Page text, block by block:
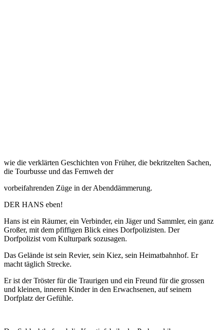
wie die verklärten Geschichten von Früher, die bekritzelten Sachen,
die Tourbusse und das Fernweh der
vorbeifahrenden Züge in der Abenddämmerung.
DER HANS eben!
Hans ist ein Räumer, ein Verbinder, ein Jäger und Sammler, ein ganz
Großer, mit dem pfiffigen Blick eines Dorfpolizisten. Der
Dorfpolizist vom Kulturpark sozusagen.
Das Gelände ist sein Revier, sein Kiez, sein Heimatbahnhof. Er
macht täglich Strecke.
Er ist der Tröster für die Traurigen und ein Freund für die grossen
und kleinen, inneren Kinder in den Erwachsenen, auf seinem
Dorfplatz der Gefühle.